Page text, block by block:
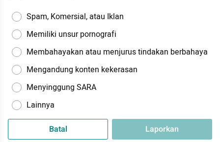
Spam, Komersial, atau Iklan
Memiliki unsur pornografi
Membahayakan atau menjurus tindakan berbahaya
Mengandung konten kekerasan
Menyinggung SARA
Lainnya
Batal Laporkan